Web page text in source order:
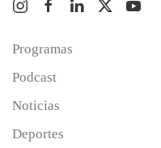
Programas
Podcast
Noticias
Deportes